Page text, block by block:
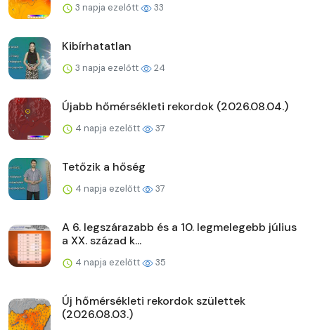
3 napja ezelőtt 33
Kibírhatatlan
3 napja ezelőtt 24
Újabb hőmérsékleti rekordok (2026.08.04.)
4 napja ezelőtt 37
Tetőzik a hőség
4 napja ezelőtt 37
A 6. legszárazabb és a 10. legmelegebb július
a XX. század k...
4 napja ezelőtt 35
Új hőmérsékleti rekordok születtek
(2026.08.03.)